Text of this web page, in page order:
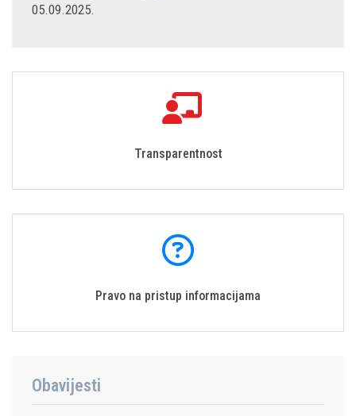
05.09.2025.
Transparentnost
Pravo na pristup informacijama
Obavijesti